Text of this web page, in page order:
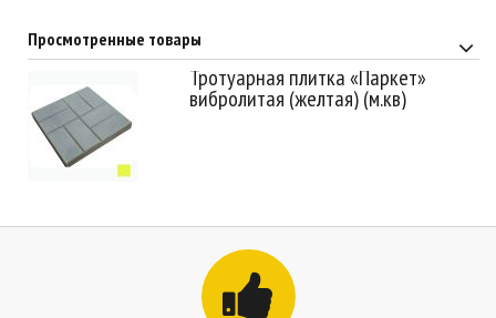
Просмотренные товары
Тротуарная плитка «Паркет»
вибролитая (желтая) (м.кв)